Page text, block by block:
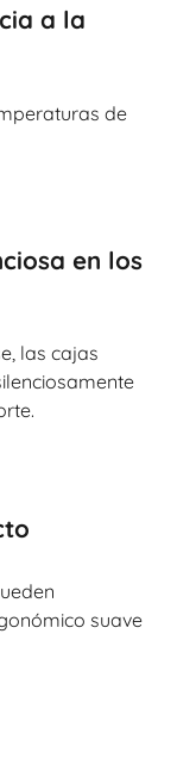
a la
de
en los
las cajas
suave